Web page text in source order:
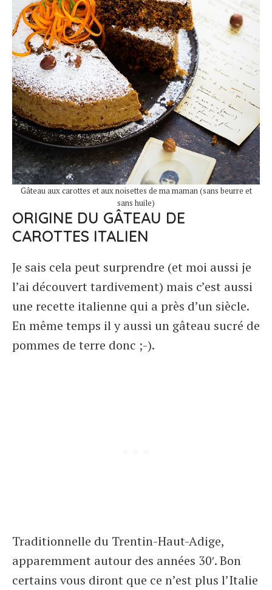
Gâteau aux carottes et aux noisettes de ma maman (sans beurre et
sans huile)
ORIGINE DU GÂTEAU DE
CAROTTES ITALIEN
Je sais cela peut surprendre (et moi aussi je
l’ai découvert tardivement) mais c’est aussi
une recette italienne qui a près d’un siècle.
En même temps il y aussi un gâteau sucré de
pommes de terre donc ;-).
Traditionnelle du Trentin-Haut-Adige,
apparemment autour des années 30′. Bon
certains vous diront que ce n’est plus l’Italie